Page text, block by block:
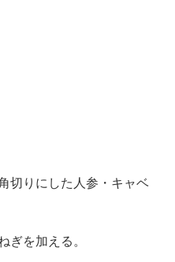
切りにした人参・キャベ
を加える。